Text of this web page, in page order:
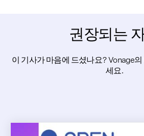
권장되는
이 기사가 마음에 드셨나요? Vonage
세요.